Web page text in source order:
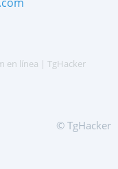
en línea | TgHacker
© TgHacker